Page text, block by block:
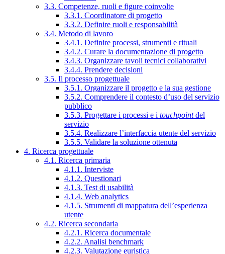
3.3. Competenze, ruoli e figure coinvolte
3.3.1. Coordinatore di progetto
3.3.2. Definire ruoli e responsabilità
3.4. Metodo di lavoro
3.4.1. Definire processi, strumenti e rituali
3.4.2. Curare la documentazione di progetto
3.4.3. Organizzare tavoli tecnici collaborativi
3.4.4. Prendere decisioni
3.5. Il processo progettuale
3.5.1. Organizzare il progetto e la sua gestione
3.5.2. Comprendere il contesto d’uso del servizio
pubblico
3.5.3. Progettare i processi e i touchpointdel
servizio
3.5.4. Realizzare l’interfaccia utente del servizio
3.5.5. Validare la soluzione ottenuta
4. Ricerca progettuale
4.1. Ricerca primaria
4.1.1. Interviste
4.1.2. Questionari
4.1.3. Test di usabilità
4.1.4. Web analytics
4.1.5. Strumenti di mappatura dell’esperienza
utente
4.2. Ricerca secondaria
4.2.1. Ricerca documentale
4.2.2. Analisi benchmark
4.2.3. Valutazione euristica